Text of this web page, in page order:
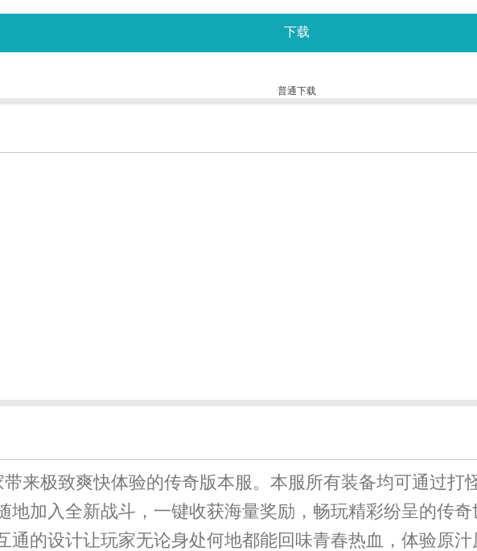
下载
普通下载
来极致爽快体验的传奇版本服。本服所有装备均可通过打
地加入全新战斗，一键收获海量奖励，畅玩精彩纷呈的传
通的设计让玩家无论身处何地都能回味青春热血，体验原汁